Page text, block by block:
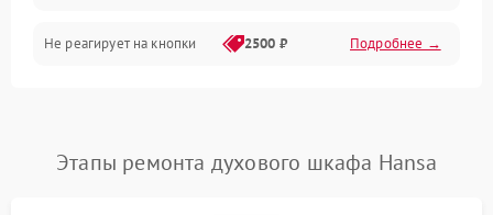
Не реагирует на кнопки 2500 ₽ Подробнее →
Этапы ремонта духового шкафа Hansa